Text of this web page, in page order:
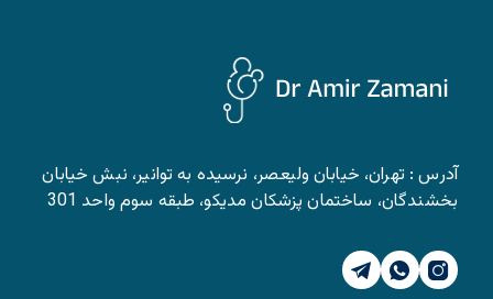
آدرس : تهران، خیابان ولیعصر، نرسیده به توانیر، نبش خیابان
بخشندگان، ساختمان پزشکان مدیکو، طبقه سوم واحد 301